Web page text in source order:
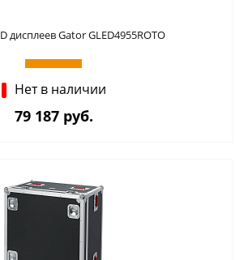
дисплеев Gator GLED4955ROTO
Нет в наличии
79 187 руб.